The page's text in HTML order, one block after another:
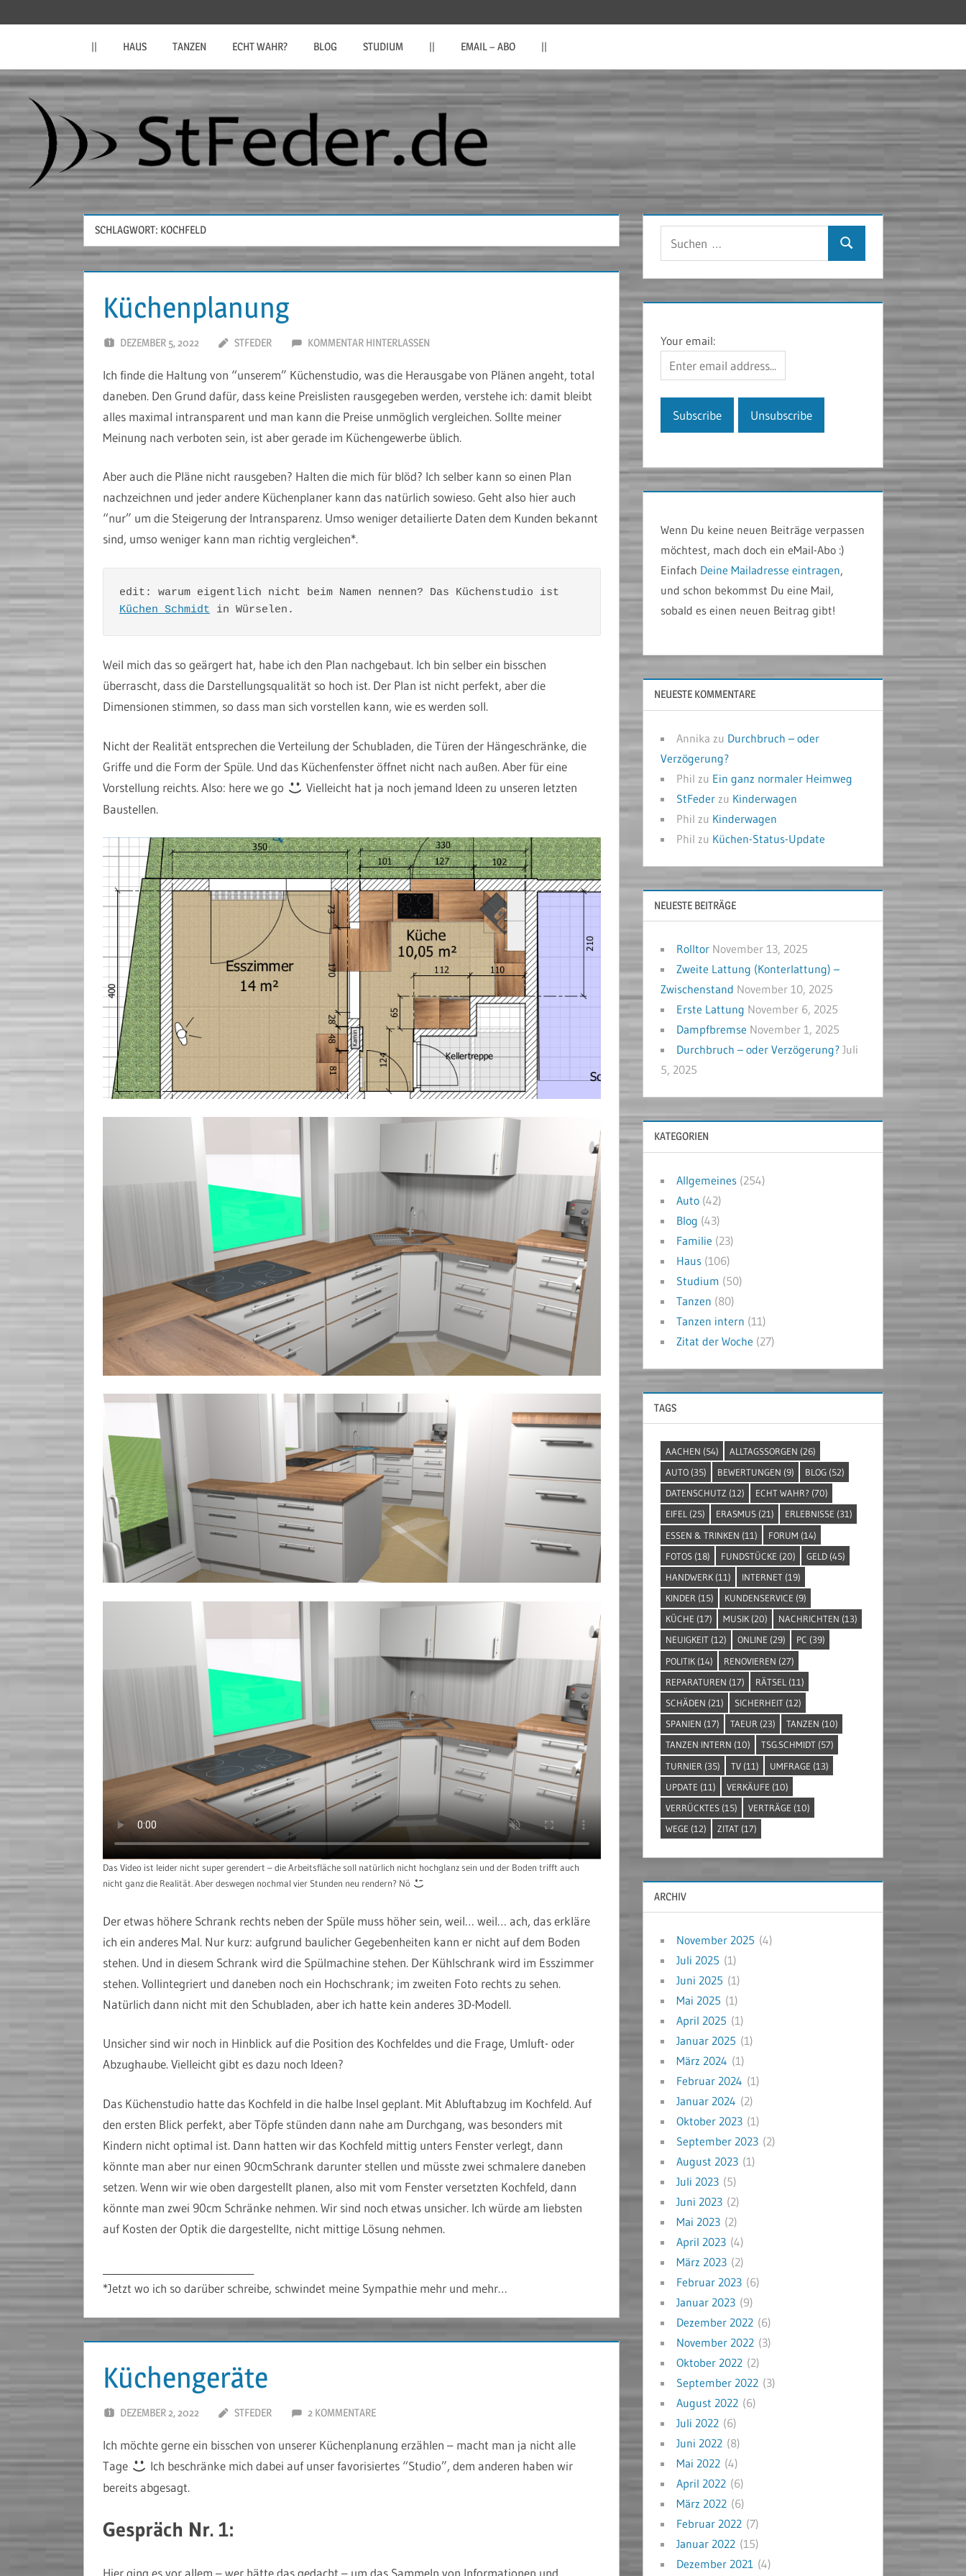
StFeder.de
|| HAUS TANZEN ECHT WAHR? BLOG STUDIUM || EMAIL – ABO ||
SCHLAGWORT: KOCHFELD
Küchenplanung
DEZEMBER 5, 2022 STFEDER KOMMENTAR HINTERLASSEN
Ich finde die Haltung von “unserem” Küchenstudio, was die Herausgabe von Plänen angeht, total
daneben. Den Grund dafür, dass keine Preislisten rausgegeben werden, verstehe ich: damit bleibt
alles maximal intransparent und man kann die Preise unmöglich vergleichen. Sollte meiner
Meinung nach verboten sein, ist aber gerade im Küchengewerbe üblich.
Aber auch die Pläne nicht rausgeben? Halten die mich für blöd? Ich selber kann so einen Plan
nachzeichnen und jeder andere Küchenplaner kann das natürlich sowieso. Geht also hier auch
“nur” um die Steigerung der Intransparenz. Umso weniger detailierte Daten dem Kunden bekannt
sind, umso weniger kann man richtig vergleichen*.
Küchen Schmidt in Würselen.
Weil mich das so geärgert hat, habe ich den Plan nachgebaut. Ich bin selber ein bisschen
überrascht, dass die Darstellungsqualität so hoch ist. Der Plan ist nicht perfekt, aber die
Dimensionen stimmen, so dass man sich vorstellen kann, wie es werden soll.
Nicht der Realität entsprechen die Verteilung der Schubladen, die Türen der Hängeschränke, die
Griffe und die Form der Spüle. Und das Küchenfenster öffnet nicht nach außen. Aber für eine
Vorstellung reichts. Also: here we go
Vielleicht hat ja noch jemand Ideen zu unseren letzten
Baustellen.
Das Video ist leider nicht super gerendert – die Arbeitsfläche soll natürlich nicht hochglanz sein und der Boden trifft auch
nicht ganz die Realität. Aber deswegen nochmal vier Stunden neu rendern? Nö
Der etwas höhere Schrank rechts neben der Spüle muss höher sein, weil… weil… ach, das erkläre
ich ein anderes Mal. Nur kurz: aufgrund baulicher Gegebenheiten kann er nicht auf dem Boden
stehen. Und in diesem Schrank wird die Spülmachine stehen. Der Kühlschrank wird im Esszimmer
stehen. Vollintegriert und daneben noch ein Hochschrank; im zweiten Foto rechts zu sehen.
Natürlich dann nicht mit den Schubladen, aber ich hatte kein anderes 3D-Modell.
Unsicher sind wir noch in Hinblick auf die Position des Kochfeldes und die Frage, Umluft- oder
Abzughaube. Vielleicht gibt es dazu noch Ideen?
Das Küchenstudio hatte das Kochfeld in die halbe Insel geplant. Mit Abluftabzug im Kochfeld. Auf
den ersten Blick perfekt, aber Töpfe stünden dann nahe am Durchgang, was besonders mit
Kindern nicht optimal ist. Dann hatten wir das Kochfeld mittig unters Fenster verlegt, dann
könnte man aber nur einen 90cmSchrank darunter stellen und müsste zwei schmalere daneben
setzen. Wenn wir wie oben dargestellt planen, also mit vom Fenster versetzten Kochfeld, dann
könnte man zwei 90cm Schränke nehmen. Wir sind noch etwas unsicher. Ich würde am liebsten
auf Kosten der Optik die dargestellte, nicht mittige Lösung nehmen.
*Jetzt wo ich so darüber schreibe, schwindet meine Sympathie mehr und mehr…
Küchengeräte
DEZEMBER 2, 2022 STFEDER 2 KOMMENTARE
Ich möchte gerne ein bisschen von unserer Küchenplanung erzählen – macht man ja nicht alle
Tage
Ich beschränke mich dabei auf unser favorisiertes “Studio”, dem anderen haben wir
bereits abgesagt.
Gespräch Nr. 1:
Hier ging es vor allem – wer hätte das gedacht – um das Sammeln von Informationen und
Suchen
Your email:
Wenn Du keine neuen Beiträge verpassen
möchtest, mach doch ein eMail-Abo :)
Einfach Deine Mailadresse eintragen,
und schon bekommst Du eine Mail,
sobald es einen neuen Beitrag gibt!
NEUESTE KOMMENTARE
Annika zu Durchbruch – oder
Verzögerung?
Phil zu Ein ganz normaler Heimweg
StFeder zu Kinderwagen
Phil zu Kinderwagen
Phil zu Küchen-Status-Update
NEUESTE BEITRÄGE
Rolltor November 13, 2025
Zweite Lattung (Konterlattung) –
Zwischenstand November 10, 2025
Erste Lattung November 6, 2025
Dampfbremse November 1, 2025
Durchbruch – oder Verzögerung? Juli
5, 2025
KATEGORIEN
Allgemeines (254)
Auto (42)
Blog (43)
Familie (23)
Haus (106)
Studium (50)
Tanzen (80)
Tanzen intern (11)
Zitat der Woche (27)
TAGS
AACHEN (54) ALLTAGSSORGEN (26)
AUTO(35) BEWERTUNGEN (9) BLOG(52)
DATENSCHUTZ (12) ECHT WAHR? (70)
EIFEL(25) ERASMUS(21) ERLEBNISSE (31)
ESSEN & TRINKEN (11) FORUM (14)
FOTOS(18) FUNDSTÜCKE (20) GELD(45)
HANDWERK(11) INTERNET(19)
KINDER (15) KUNDENSERVICE (9)
KÜCHE (17) MUSIK(20) NACHRICHTEN (13)
NEUIGKEIT(12) ONLINE (29) PC (39)
POLITIK(14) RENOVIEREN (27)
REPARATUREN (17) RÄTSEL (11)
SCHÄDEN (21) SICHERHEIT(12)
SPANIEN (17) TAEUR(23) TANZEN (10)
TANZEN INTERN (10) TSG.SCHMIDT(57)
TURNIER (35) TV(11) UMFRAGE (13)
UPDATE (11) VERKÄUFE (10)
VERRÜCKTES(15) VERTRÄGE (10)
WEGE (12) ZITAT(17)
ARCHIV
November 2025 (4)
Juli 2025 (1)
Juni 2025 (1)
Mai 2025 (1)
April 2025 (1)
Januar 2025 (1)
März 2024 (1)
Februar 2024 (1)
Januar 2024 (2)
Oktober 2023 (1)
September 2023 (2)
August 2023 (1)
Juli 2023 (5)
Juni 2023 (2)
Mai 2023 (2)
April 2023 (4)
März 2023 (2)
Februar 2023 (6)
Januar 2023 (9)
Dezember 2022 (6)
November 2022 (3)
Oktober 2022 (2)
September 2022 (3)
August 2022 (6)
Juli 2022 (6)
Juni 2022 (8)
Mai 2022 (4)
April 2022 (6)
März 2022 (6)
Februar 2022 (7)
Januar 2022 (15)
Dezember 2021 (4)